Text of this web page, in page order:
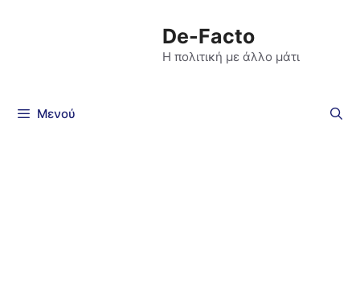
De-Facto
Η πολιτική με άλλο μάτι
Μενού